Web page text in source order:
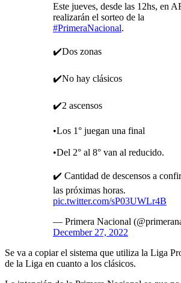
Este jueves, desde las 12hs, en
realizarán el sorteo de la
#PrimeraNacional.
✔️Dos zonas
✔️No hay clásicos
✔️2 ascensos
•Los 1° juegan una final
•Del 2° al 8° van al reducido.
✔️ Cantidad de descensos a
las próximas horas.
pic.twitter.com/sP03UWLr4B
— Primera Nacional
December 27, 2022
Se va a copiar el sistema que utiliza la Liga
de la Liga en cuanto a los clásicos.